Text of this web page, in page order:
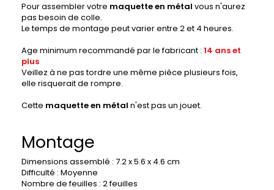
Pour assembler votre maquette en métal vous n'aurez
pas besoin de colle.
Le temps de montage peut varier entre 2 et 4 heures.
Age minimum recommandé par le fabricant : 14 ans et
plus
Veillez à ne pas tordre une même pièce plusieurs fois,
elle risquerait de rompre.
Cette maquette en métal n'est pas un jouet.
Montage
Dimensions assemblé : 7.2 x 5.6 x 4.6 cm
Difficulté : Moyenne
Nombre de feuilles : 2 feuilles